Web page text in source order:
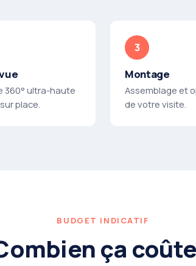
360° ultra-haute
place.
Montage
Assemblage et
de votre visite.
BUDGET INDICATIF
ça